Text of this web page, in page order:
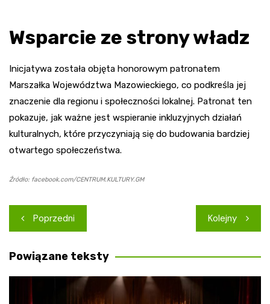
Wsparcie ze strony władz
Inicjatywa została objęta honorowym patronatem
Marszałka Województwa Mazowieckiego, co podkreśla jej
znaczenie dla regionu i społeczności lokalnej. Patronat ten
pokazuje, jak ważne jest wspieranie inkluzyjnych działań
kulturalnych, które przyczyniają się do budowania bardziej
otwartego społeczeństwa.
Źródło: facebook.com/CENTRUM.KULTURY.GM
Nawigacja
wpisu
Poprzedni Kolejny
Powiązane teksty